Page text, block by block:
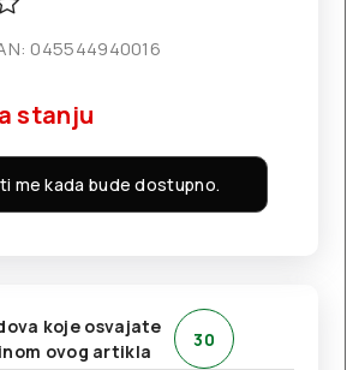
045544940016
stanju
me kada bude dostupno.
koje osvajate
ovog artikla
30